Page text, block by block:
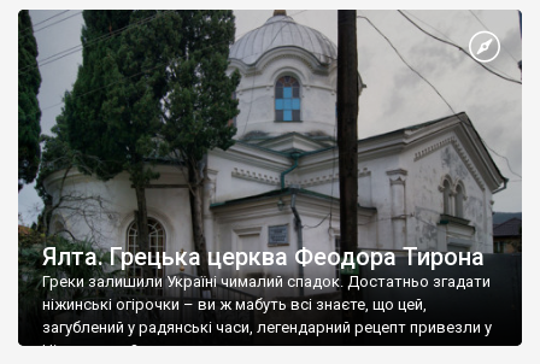
Ялта. Грецька церква Феодора Тирона
Греки залишили Україні чималий спадок. Достатньо згадати
ніжинські огірочки – ви ж мабуть всі знаєте, що цей,
загублений у радянські часи, легендарний рецепт привезли у
Ніжин греки?